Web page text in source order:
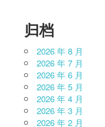
归档
2026 年 8 月
2026 年 7 月
2026 年 6 月
2026 年 5 月
2026 年 4 月
2026 年 3 月
2026 年 2 月